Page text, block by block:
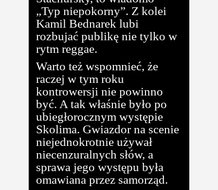
„Typ niepokorny”. Z kolei
Kamil Bednarek lubi
rozbujać publikę nie tylko w
rytm reggae.
Warto też wspomnieć, że
raczej w tym roku
kontrowersji nie powinno
być. A tak właśnie było po
ubiegłorocznym występie
Skolima. Gwiazdor na scenie
niejednokrotnie używał
niecenzuralnych słów, a
sprawa jego występu była
omawiana przez samorząd.